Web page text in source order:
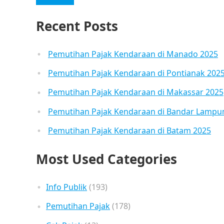
Recent Posts
Pemutihan Pajak Kendaraan di Manado 2025
Pemutihan Pajak Kendaraan di Pontianak
Pemutihan Pajak Kendaraan di Makassar 2025
Pemutihan Pajak Kendaraan di Bandar
Pemutihan Pajak Kendaraan di Batam 2025
Most Used Categories
Info Publik(193)
Pemutihan Pajak(178)